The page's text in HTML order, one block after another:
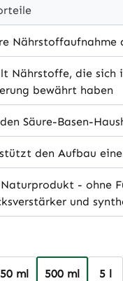
Nährstoffaufnahme
Nährstoffe, die sich
bewährt haben
Säure-Basen-
den Aufbau
- ohne
und
ml 500 ml 5 l